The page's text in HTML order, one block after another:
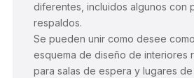
diferentes, incluidos algunos con
respaldos.
Se pueden unir como desee
esquema de diseño de interiores
para salas de espera y lugares